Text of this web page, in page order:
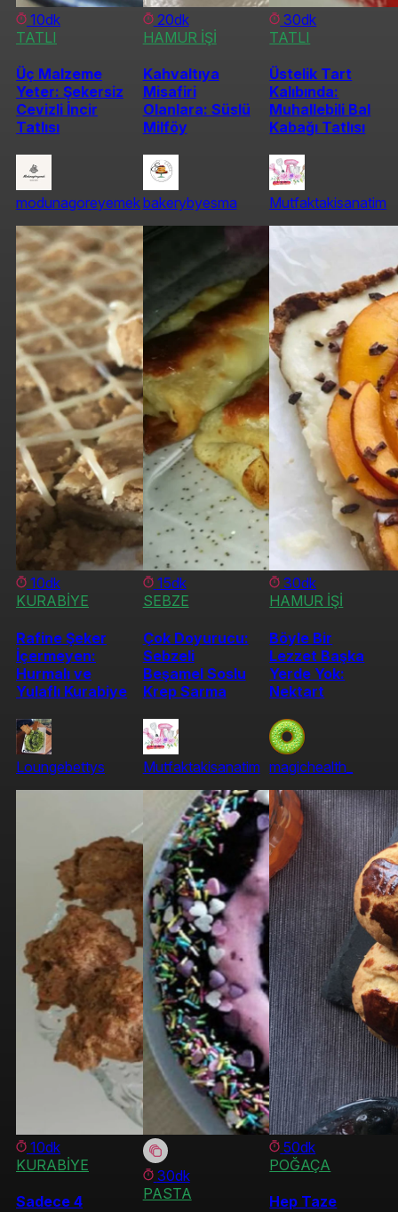
10dk
TATLI
Üç Malzeme
Yeter: Şekersiz
Cevizli İncir
Tatlısı
modunagoreyemek
20dk
HAMUR İŞİ
Kahvaltıya
Misafiri
Olanlara: Süslü
Milföy
bakerybyesma
30dk
TATLI
Üstelik Tart
Kalıbında:
Muhallebili Bal
Kabağı Tatlısı
Mutfaktakisanatim
10dk
KURABİYE
Rafine Şeker
İçermeyen:
Hurmalı ve
Yulaflı Kurabiye
Loungebettys
15dk
SEBZE
Çok Doyurucu:
Sebzeli
Beşamel Soslu
Krep Sarma
Mutfaktakisanatim
30dk
HAMUR İŞİ
Böyle Bir
Lezzet Başka
Yerde Yok:
Nektart
magichealth_
10dk
KURABİYE
Sadece 4
30dk
PASTA
50dk
POĞAÇA
Hep Taze